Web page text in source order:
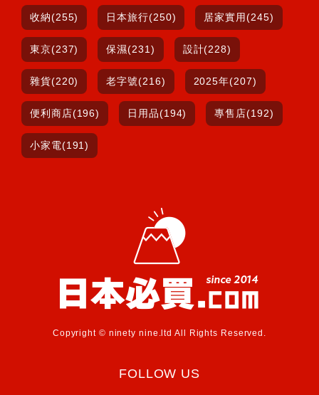
收納(255) 日本旅行(250) 居家實用(245)
東京(237) 保濕(231) 設計(228)
雜貨(220) 老字號(216) 2025年(207)
便利商店(196) 日用品(194) 專售店(192)
小家電(191)
Copyright © ninety nine.ltd All Rights Reserved.
FOLLOW US